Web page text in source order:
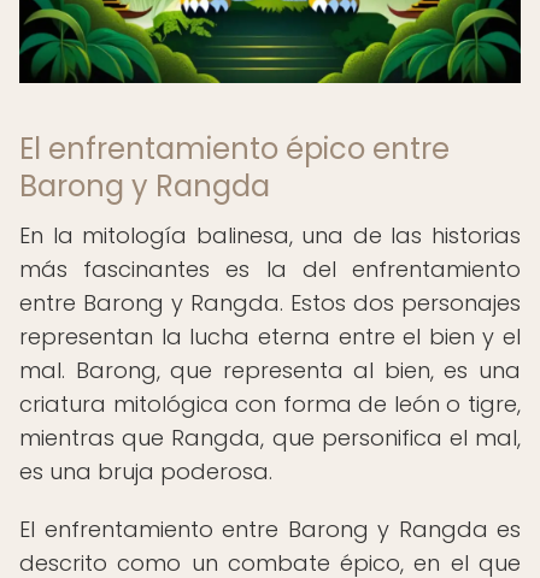
El enfrentamiento épico entre
Barong y Rangda
En la mitología balinesa, una de las historias
más fascinantes es la del enfrentamiento
entre Barong y Rangda. Estos dos personajes
representan la lucha eterna entre el bien y el
mal. Barong, que representa al bien, es una
criatura mitológica con forma de león o tigre,
mientras que Rangda, que personifica el mal,
es una bruja poderosa.
El enfrentamiento entre Barong y Rangda es
descrito como un combate épico, en el que